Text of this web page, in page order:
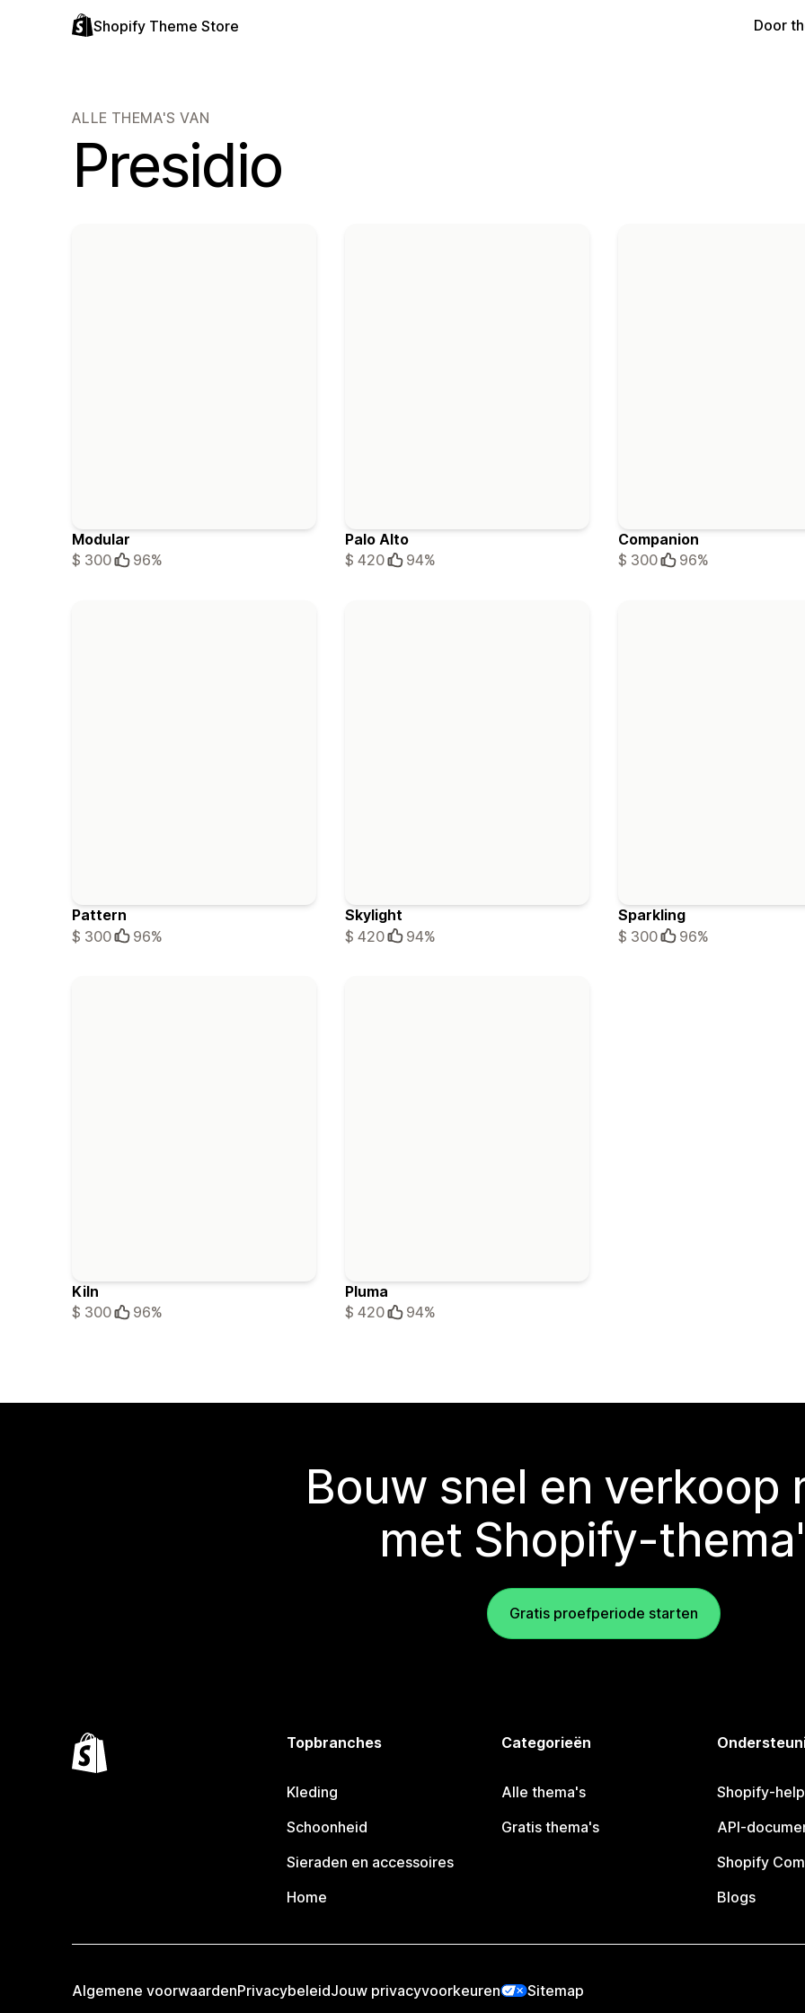
Shopify Theme Store Door
ALLE THEMA'S VAN
Presidio
Modular
$ 300
96%
Palo Alto
$ 420
94%
Companion
$ 300
96%
Pattern
$ 300
96%
Skylight
$ 420
94%
Sparkling
$ 300
96%
Kiln
$ 300
96%
Pluma
$ 420
94%
Bouw snel en verkoop
met Shopify-
Gratis proefperiode starten
Topbranches
Kleding
Schoonheid
Sieraden en accessoires
Home
Categorieën
Alle thema's
Gratis thema's
Shopify-
API-
Shopify
Blogs
Algemene voorwaardenPrivacybeleidJouw privacyvoorkeuren Sitemap